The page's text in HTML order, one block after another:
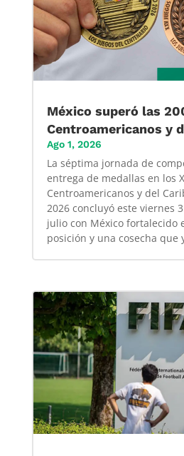
México superó las
Centroamericanos y
Ago 1, 2026
La séptima jornada de
entrega de medallas en los
Centroamericanos y del
2026 concluyó este viernes
julio con México fortalecido
posición y una cosecha que